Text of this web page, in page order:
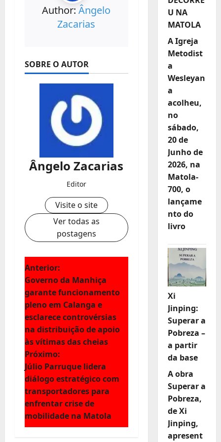
Author: Ângelo
Zacarias
SOBRE O AUTOR
Ângelo Zacarias
Editor
Visite o site
Ver todas as
postagens
N
a
v
e
g
a
ç
ã
Anterior:
Governo da Manhiça
garante funcionamento
pleno em Calanga e
esclarece controvérsias
na distribuição de apoio
às vítimas das cheias
Próximo:
Júlio Parruque lidera
diálogo estratégico com
transportadores para
enfrentar crise de
mobilidade na Matola
U NA
MATOLA
A Igreja
Metodist
a
Wesleyan
a
acolheu,
no
sábado,
20 de
Junho de
2026, na
Matola-
700, o
lançame
nto do
livro
Xi
Jinping:
Superar a
Pobreza –
a partir
da base
A obra
Superar a
Pobreza,
de Xi
Jinping,
apresent